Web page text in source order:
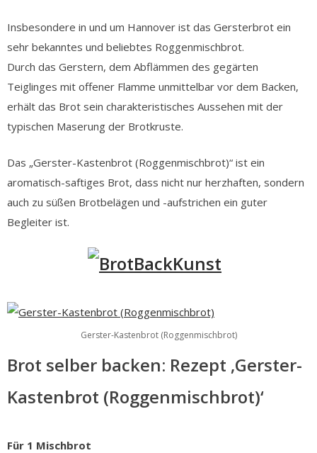
Insbesondere in und um Hannover ist das Gersterbrot ein
sehr bekanntes und beliebtes Roggenmischbrot.
Durch das Gerstern, dem Abflämmen des gegärten
Teiglinges mit offener Flamme unmittelbar vor dem Backen,
erhält das Brot sein charakteristisches Aussehen mit der
typischen Maserung der Brotkruste.
Das „Gerster-Kastenbrot (Roggenmischbrot)“ ist ein
aromatisch-saftiges Brot, dass nicht nur herzhaften, sondern
auch zu süßen Brotbelägen und -aufstrichen ein guter
Begleiter ist.
Gerster-Kastenbrot (Roggenmischbrot)
Brot selber backen: Rezept ‚Gerster-
Kastenbrot (Roggenmischbrot)‘
Für 1 Mischbrot